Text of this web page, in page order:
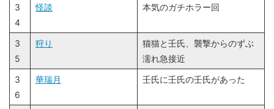
3
4
怪談 本気のガチホラー回
3
5
狩り
猫猫と壬氏、襲撃からのずぶ
濡れ急接近
3
6
華瑞月 壬氏に壬氏の壬氏があった